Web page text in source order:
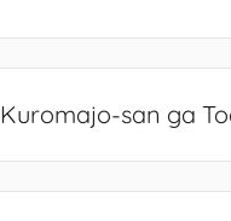
Kuromajo-san ga